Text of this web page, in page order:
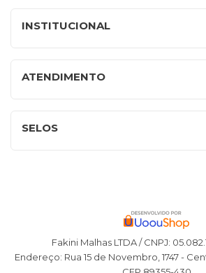
INSTITUCIONAL
ATENDIMENTO
SELOS
Fakini Malhas LTDA / CNPJ:
Endereço: Rua 15 de Novembro, 1747 -